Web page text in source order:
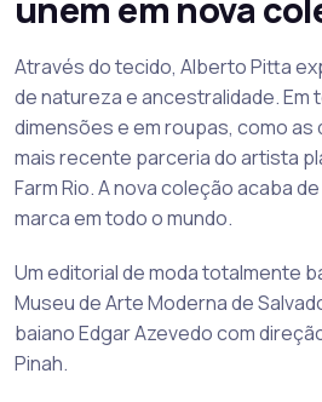
Através do tecido, Alberto Pitta
de natureza e ancestralidade. Em
dimensões e em roupas, como as
mais recente parceria do artista
Farm Rio. A nova coleção acaba
marca em todo o mundo.
Um editorial de moda totalmente
Museu de Arte Moderna de
baiano Edgar Azevedo com
Pinah.